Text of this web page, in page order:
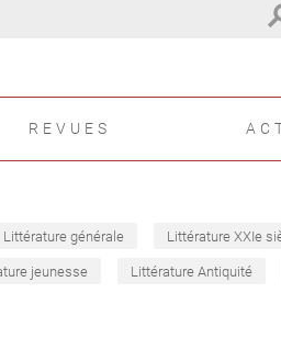
REVUES
Littérature générale Littérature XXIe
jeunesse Littérature Antiquité